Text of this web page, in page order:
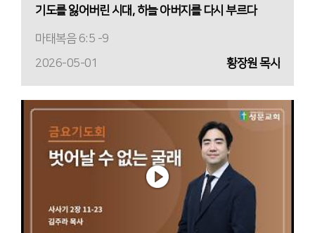
기도를 잃어버린 시대, 하늘 아버지를 다시 부르다
마태복음 6:5 -9
2026-05-01
황장원 목사